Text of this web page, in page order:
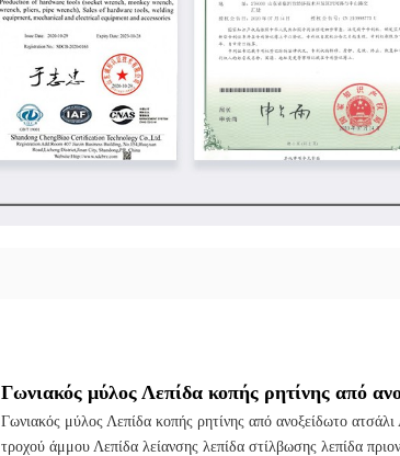
Γωνιακός μύλος Λεπίδα κοπής ρητίνης από
Γωνιακός μύλος Λεπίδα κοπής ρητίνης από ανοξείδωτο
τροχού άμμου Λεπίδα λείανσης λεπίδα στίλβωσης λεπίδα